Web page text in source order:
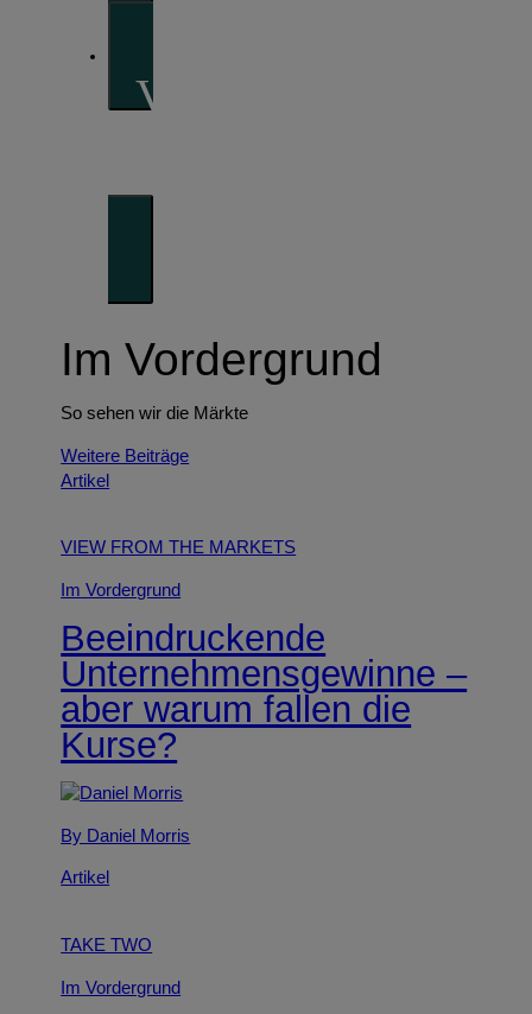
Vorausschauend
Im Vordergrund
So sehen wir die Märkte
Weitere Beiträge
Artikel
VIEW FROM THE MARKETS
Im Vordergrund
Beeindruckende
Unternehmensgewinne –
aber warum fallen die
Kurse?
By Daniel Morris
Artikel
TAKE TWO
Im Vordergrund